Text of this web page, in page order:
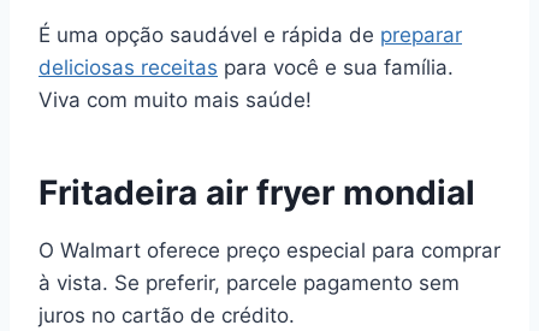
É uma opção saudável e rápida de preparar
deliciosas receitas para você e sua família.
Viva com muito mais saúde!
Fritadeira air fryer mondial
O Walmart oferece preço especial para comprar
à vista. Se preferir, parcele pagamento sem
juros no cartão de crédito.